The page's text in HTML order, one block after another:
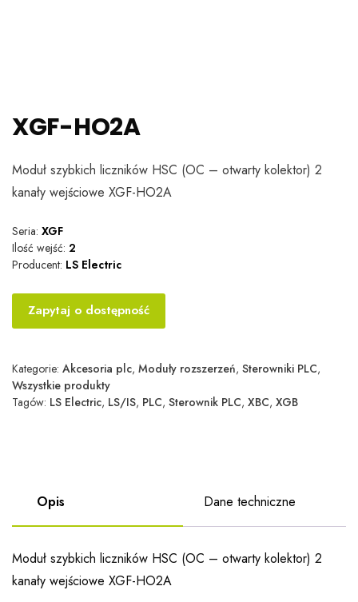
XGF-HO2A
Moduł szybkich liczników HSC (OC – otwarty kolektor) 2
kanały wejściowe XGF-HO2A
Seria: XGF
Ilość wejść: 2
Producent: LS Electric
Zapytaj o dostępność
Kategorie: Akcesoria plc, Moduły rozszerzeń, Sterowniki PLC,
Wszystkie produkty
Tagów: LS Electric, LS/IS, PLC, Sterownik PLC, XBC, XGB
Opis Dane techniczne
Moduł szybkich liczników HSC (OC – otwarty kolektor) 2
kanały wejściowe XGF-HO2A